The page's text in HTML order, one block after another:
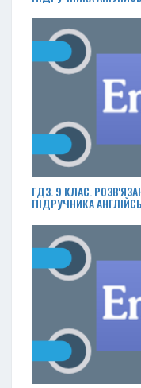
ГДЗ. 9 КЛАС.
ПІДРУЧНИКА